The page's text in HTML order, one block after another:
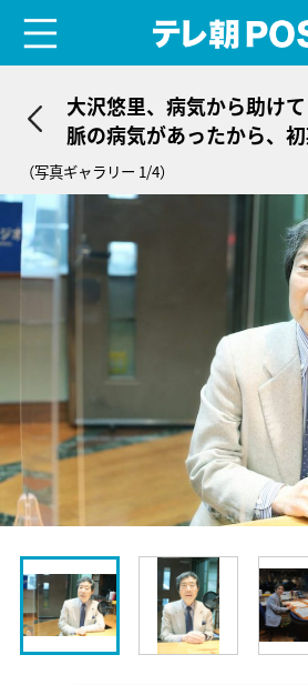
大沢悠里、病気から助け
脈の病気があったから、
って助かった」
（写真ギャラリー 1/4）